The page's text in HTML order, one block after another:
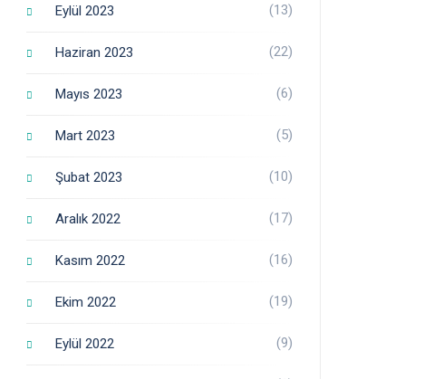
Eylül 2023 (13)
Haziran 2023 (22)
Mayıs 2023 (6)
Mart 2023 (5)
Şubat 2023 (10)
Aralık 2022 (17)
Kasım 2022 (16)
Ekim 2022 (19)
Eylül 2022 (9)